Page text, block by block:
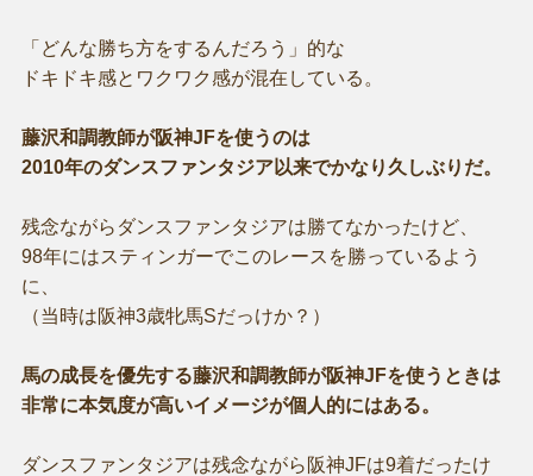
「どんな勝ち方をするんだろう」的な
ドキドキ感とワクワク感が混在している。
藤沢和調教師が阪神JFを使うのは
2010年のダンスファンタジア以来でかなり久しぶりだ。
残念ながらダンスファンタジアは勝てなかったけど、
98年にはスティンガーでこのレースを勝っているよう
に、
（当時は阪神3歳牝馬Sだっけか？）
馬の成長を優先する藤沢和調教師が阪神JFを使うときは
非常に本気度が高いイメージが個人的にはある。
ダンスファンタジアは残念ながら阪神JFは9着だったけ